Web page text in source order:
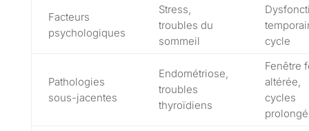
Facteurs
psychologiques
Stress,
troubles du
sommeil
cycle
Pathologies
sous-jacentes
Endométriose,
troubles
thyroïdiens
Fenêtre
altérée,
cycles